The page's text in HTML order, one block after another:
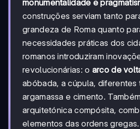
monumentalidade e
construções serviam tanto
grandeza de Roma quanto
necessidades práticas dos
romanos introduziram
revolucionárias: o arco de
abóbada, a cúpula, diferentes
argamassa e cimento.
arquitetónica compósita,
elementos das ordens gregas.